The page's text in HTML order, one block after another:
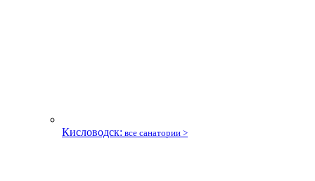
Кисловодск: все санатории >